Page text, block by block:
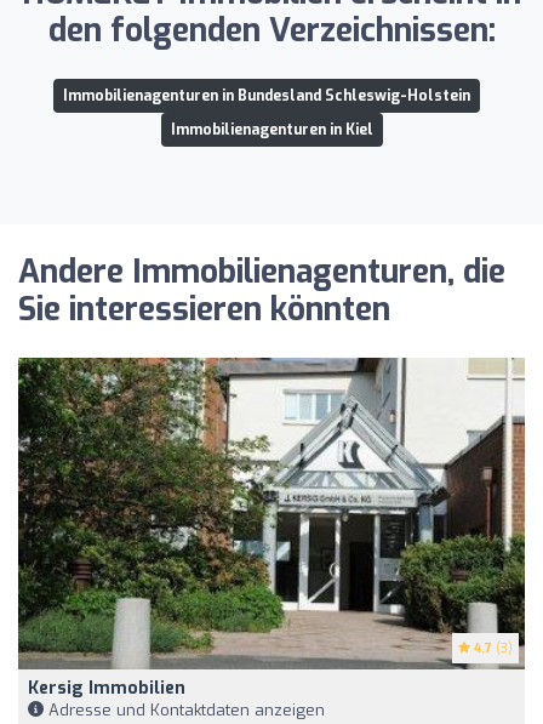
den folgenden Verzeichnissen:
Immobilienagenturen in Bundesland Schleswig-Holstein
Immobilienagenturen in Kiel
Andere Immobilienagenturen, die
Sie interessieren könnten
4.7 (3)
Kersig Immobilien
Adresse und Kontaktdaten anzeigen